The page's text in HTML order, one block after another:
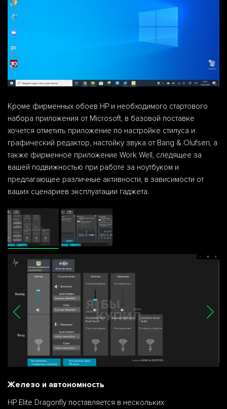
Кроме фирменных обоев HP и необходимого стартового
набора приложения от Microsoft, в базовой поставке
хочется отметить приложение по настройке стилуса и
графический редактор, настойку звука от Bang & Olufsen, а
также фирменное приложение Work Well, следящее за
вашей подвижностью при работе за ноутбуком и
предлагающее различные активности, в зависимости от
ваших сценариев эксплуатации гаджета.
Железо и автономность
HP Elite Dragonfly поставляется в нескольких